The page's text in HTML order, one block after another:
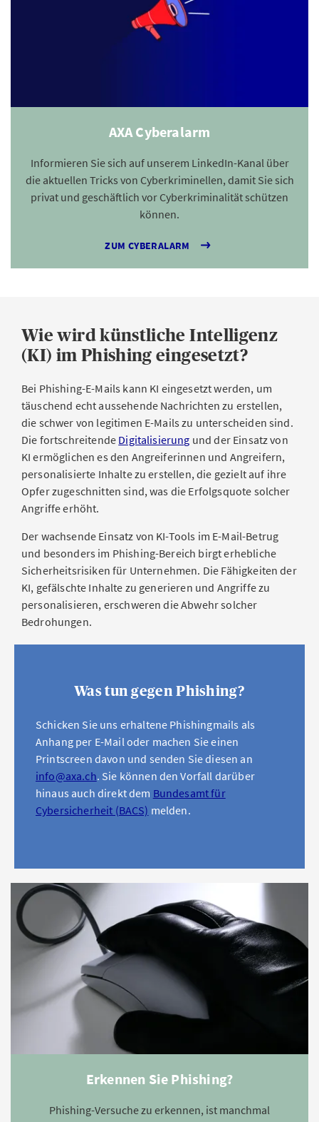
AXA Cyberalarm
Informieren Sie sich auf unserem LinkedIn-Kanal über
die aktuellen Tricks von Cyberkriminellen, damit Sie sich
privat und geschäftlich vor Cyberkriminalität schützen
können.
ZUM CYBERALARM
Wie wird künstliche Intelligenz
(KI) im Phishing eingesetzt?
Bei Phishing-E-Mails kann KI eingesetzt werden, um
täuschend echt aussehende Nachrichten zu erstellen,
die schwer von legitimen E-Mails zu unterscheiden sind.
Die fortschreitende Digitalisierung und der Einsatz von
KI ermöglichen es den Angreiferinnen und Angreifern,
personalisierte Inhalte zu erstellen, die gezielt auf ihre
Opfer zugeschnitten sind, was die Erfolgsquote solcher
Angriffe erhöht.
Der wachsende Einsatz von KI-Tools im E-Mail-Betrug
und besonders im Phishing-Bereich birgt erhebliche
Sicherheitsrisiken für Unternehmen. Die Fähigkeiten der
KI, gefälschte Inhalte zu generieren und Angriffe zu
personalisieren, erschweren die Abwehr solcher
Bedrohungen.
Was tun gegen Phishing?
Schicken Sie uns erhaltene Phishingmails als
Anhang per E-Mail oder machen Sie einen
Printscreen davon und senden Sie diesen an
info@axa.ch. Sie können den Vorfall darüber
hinaus auch direkt dem Bundesamt für
Cybersicherheit (BACS) melden.
Erkennen Sie Phishing?
Phishing-Versuche zu erkennen, ist manchmal